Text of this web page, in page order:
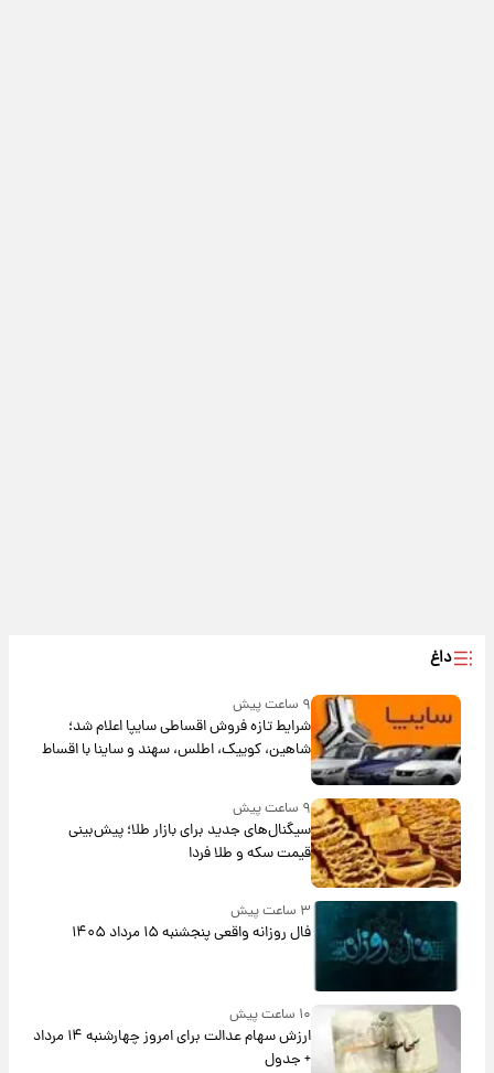
داغ
۹ ساعت پیش
شرایط تازه فروش اقساطی سایپا اعلام شد؛
شاهین، کوییک، اطلس، سهند و ساینا با اقساط
بلندمدت + جدول
۹ ساعت پیش
سیگنال‌های جدید برای بازار طلا؛ پیش‌بینی
قیمت سکه و طلا فردا
۳ ساعت پیش
فال روزانه واقعی پنجشنبه ۱۵ مرداد ۱۴۰۵
۱۰ ساعت پیش
ارزش سهام عدالت برای امروز چهارشنبه ۱۴ مرداد
+ جدول